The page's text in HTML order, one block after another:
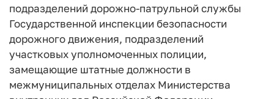
подразделений дорожно-патрульной службы
Государственной инспекции безопасности
дорожного движения, подразделений
участковых уполномоченных полиции,
замещающие штатные должности в
межмуниципальных отделах Министерства